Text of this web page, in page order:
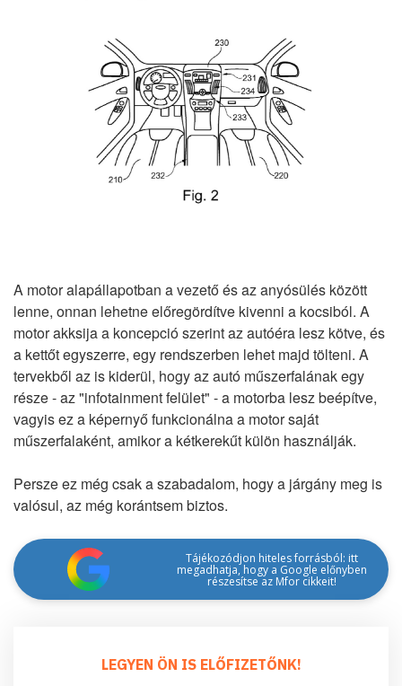
A motor alapállapotban a vezető és az anyósülés között
lenne, onnan lehetne előregördítve kivenni a kocsiból. A
motor akksija a koncepció szerint az autóéra lesz kötve, és
a kettőt egyszerre, egy rendszerben lehet majd tölteni. A
tervekből az is kiderül, hogy az autó műszerfalának egy
része - az "infotainment felület" - a motorba lesz beépítve,
vagyis ez a képernyő funkcionálna a motor saját
műszerfalaként, amikor a kétkerekűt külön használják.
Persze ez még csak a szabadalom, hogy a járgány meg is
valósul, az még korántsem biztos.
Tájékozódjon hiteles forrásból: itt
megadhatja, hogy a Google előnyben
részesítse az Mfor cikkeit!
LEGYEN ÖN IS ELŐFIZETŐNK!